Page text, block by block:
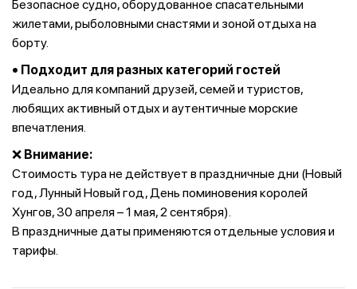
Безопасное судно, оборудованное спасательными
жилетами, рыболовными снастями и зоной отдыха на
борту.
• Подходит для разных категорий гостей
Идеально для компаний друзей, семей и туристов,
любящих активный отдых и аутентичные морские
впечатления.
❌ Внимание:
Стоимость тура не действует в праздничные дни (Новый
год, Лунный Новый год, День поминовения королей
Хунгов, 30 апреля – 1 мая, 2 сентября).
В праздничные даты применяются отдельные условия и
тарифы.